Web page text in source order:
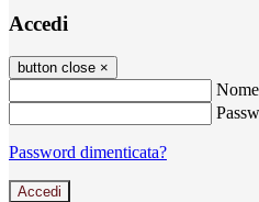
Accedi
button close ×
Password dimenticata?